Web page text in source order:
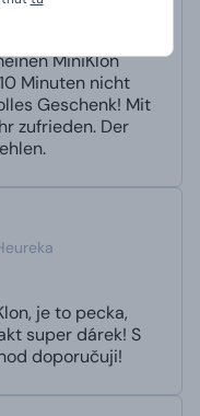
MiniKlon
Minuten nicht
Geschenk! Mit
zufrieden. Der
je to pecka,
super dárek! S
doporučuji!